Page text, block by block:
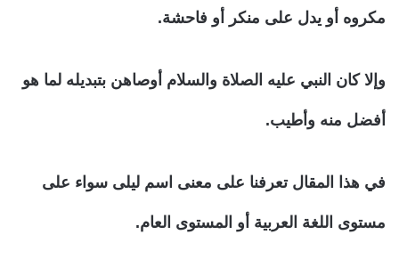
مكروه أو يدل على منكر أو فاحشة.
وإلا كان النبي عليه الصلاة والسلام أوصاهن بتبديله لما هو
أفضل منه وأطيب.
في هذا المقال تعرفنا على معنى اسم ليلى سواء على
مستوى اللغة العربية أو المستوى العام.